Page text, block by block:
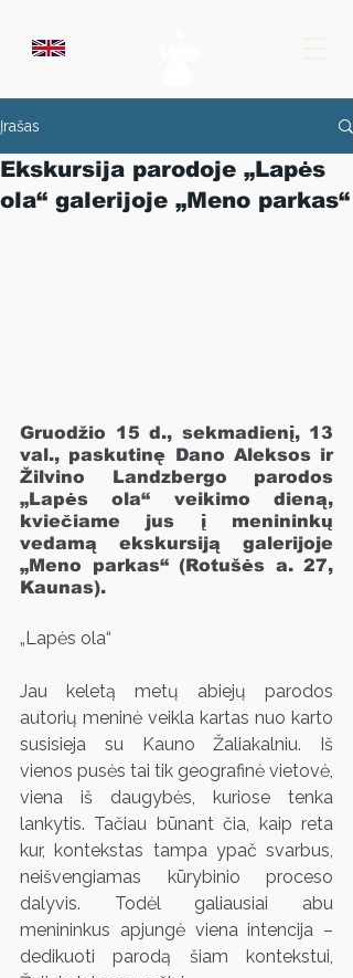
Įrašas
Ekskursija parodoje „Lapės
ola“ galerijoje „Meno parkas“
Gruodžio 15 d., sekmadienį, 13
val., paskutinę Dano Aleksos ir
Žilvino Landzbergo parodos
„Lapės ola“ veikimo dieną,
kviečiame jus į menininkų
vedamą ekskursiją galerijoje
„Meno parkas“ (Rotušės a. 27,
Kaunas).
„Lapės ola“
Jau keletą metų abiejų parodos
autorių meninė veikla kartas nuo karto
susisieja su Kauno Žaliakalniu. Iš
vienos pusės tai tik geografinė vietovė,
viena iš daugybės, kuriose tenka
lankytis. Tačiau būnant čia, kaip reta
kur, kontekstas tampa ypač svarbus,
neišvengiamas kūrybinio proceso
dalyvis. Todėl galiausiai abu
menininkus apjungė viena intencija –
dedikuoti parodą šiam kontekstui,